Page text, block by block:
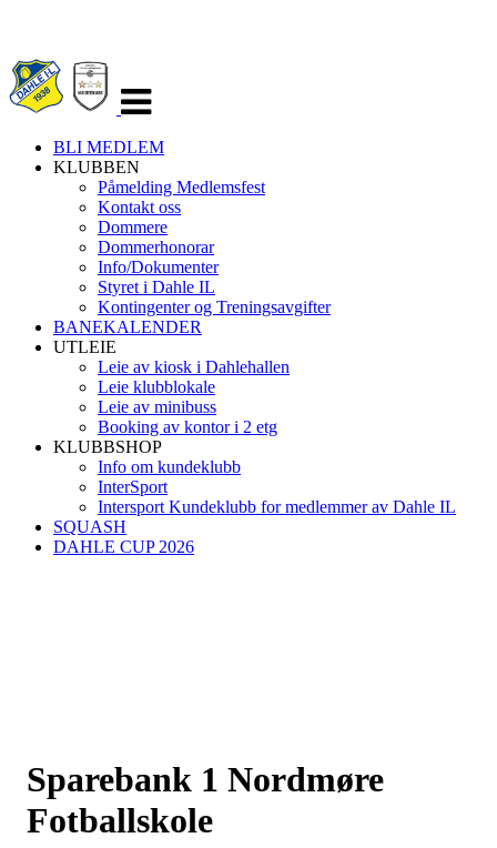
navigasjon
BLI MEDLEM
KLUBBEN
Påmelding Medlemsfest
Kontakt oss
Dommere
Dommerhonorar
Info/Dokumenter
Styret i Dahle IL
Kontingenter og Treningsavgifter
BANEKALENDER
UTLEIE
Leie av kiosk i Dahlehallen
Leie klubblokale
Leie av minibuss
Booking av kontor i 2 etg
KLUBBSHOP
Info om kundeklubb
InterSport
Intersport Kundeklubb for medlemmer av Dahle IL
SQUASH
DAHLE CUP 2026
Sparebank 1 Nordmøre
Fotballskole